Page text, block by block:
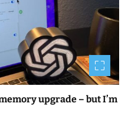
upgrade – but I’m